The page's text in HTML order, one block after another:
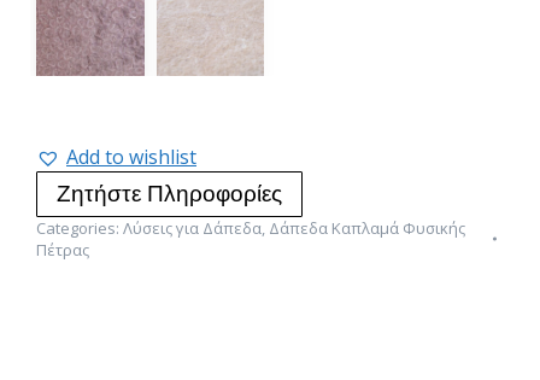
Add to wishlist
Ζητήστε Πληροφορίες
Categories: Λύσεις για Δάπεδα, Δάπεδα Καπλαμά Φυσικής
Πέτρας